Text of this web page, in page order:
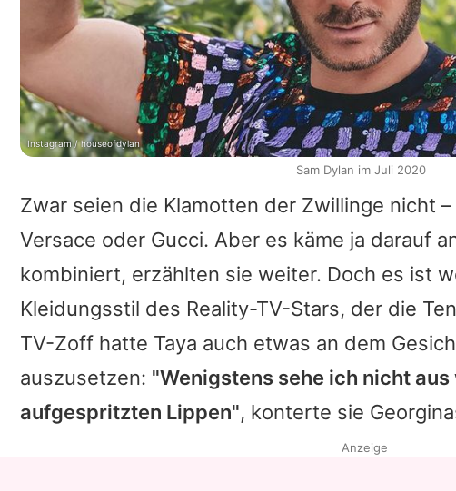
Zwar seien die Klamotten der Zwillinge nicht
Versace oder Gucci. Aber es käme ja darauf
kombiniert, erzählten sie weiter. Doch es ist
Kleidungsstil des Reality-TV-Stars, der die
TV-Zoff hatte Taya auch etwas an dem
auszusetzen: "Wenigstens sehe ich nicht
aufgespritzten Lippen", konterte sie
Instagram / houseofdylan
Sam Dylan im Juli 2020
Anzeige